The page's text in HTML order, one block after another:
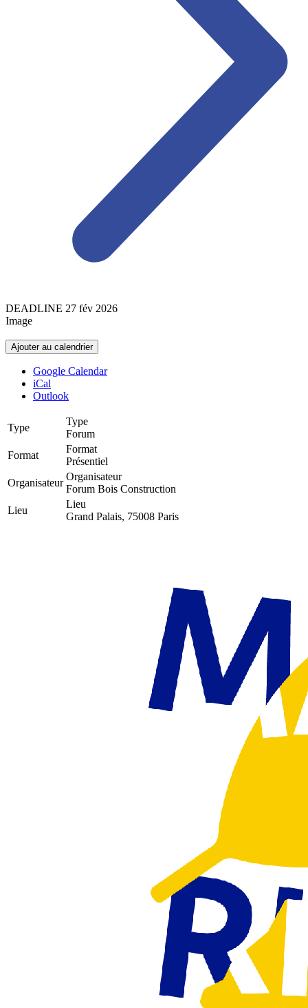
DEADLINE 27 fév 2026
Image
Ajouter au calendrier
Google Calendar
iCal
Outlook
Type
Type
Forum
Format
Format
Présentiel
Organisateur
Organisateur
Forum Bois Construction
Lieu
Lieu
Grand Palais, 75008 Paris